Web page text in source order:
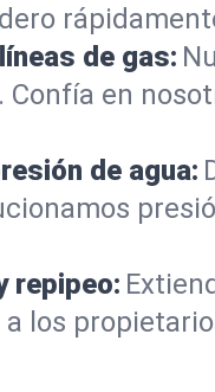
de gas:
Confía en
de agua:
repipeo:
los